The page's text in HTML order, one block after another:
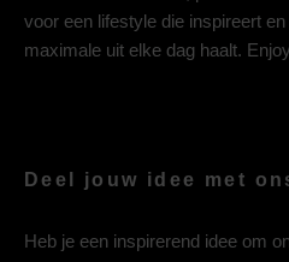
voor een lifestyle die inspireert
maximale uit elke dag haalt.
Deel jouw idee met
Heb je een inspirerend idee om